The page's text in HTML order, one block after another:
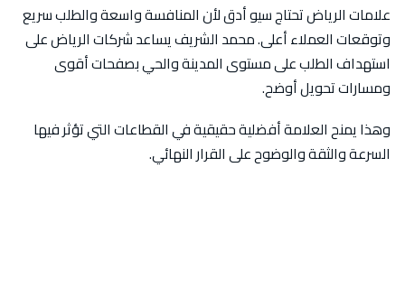
علامات الرياض تحتاج سيو أدق لأن المنافسة واسعة والطلب سريع
وتوقعات العملاء أعلى. محمد الشريف يساعد شركات الرياض على
استهداف الطلب على مستوى المدينة والحي بصفحات أقوى
ومسارات تحويل أوضح.
وهذا يمنح العلامة أفضلية حقيقية في القطاعات التي تؤثر فيها
السرعة والثقة والوضوح على القرار النهائي.